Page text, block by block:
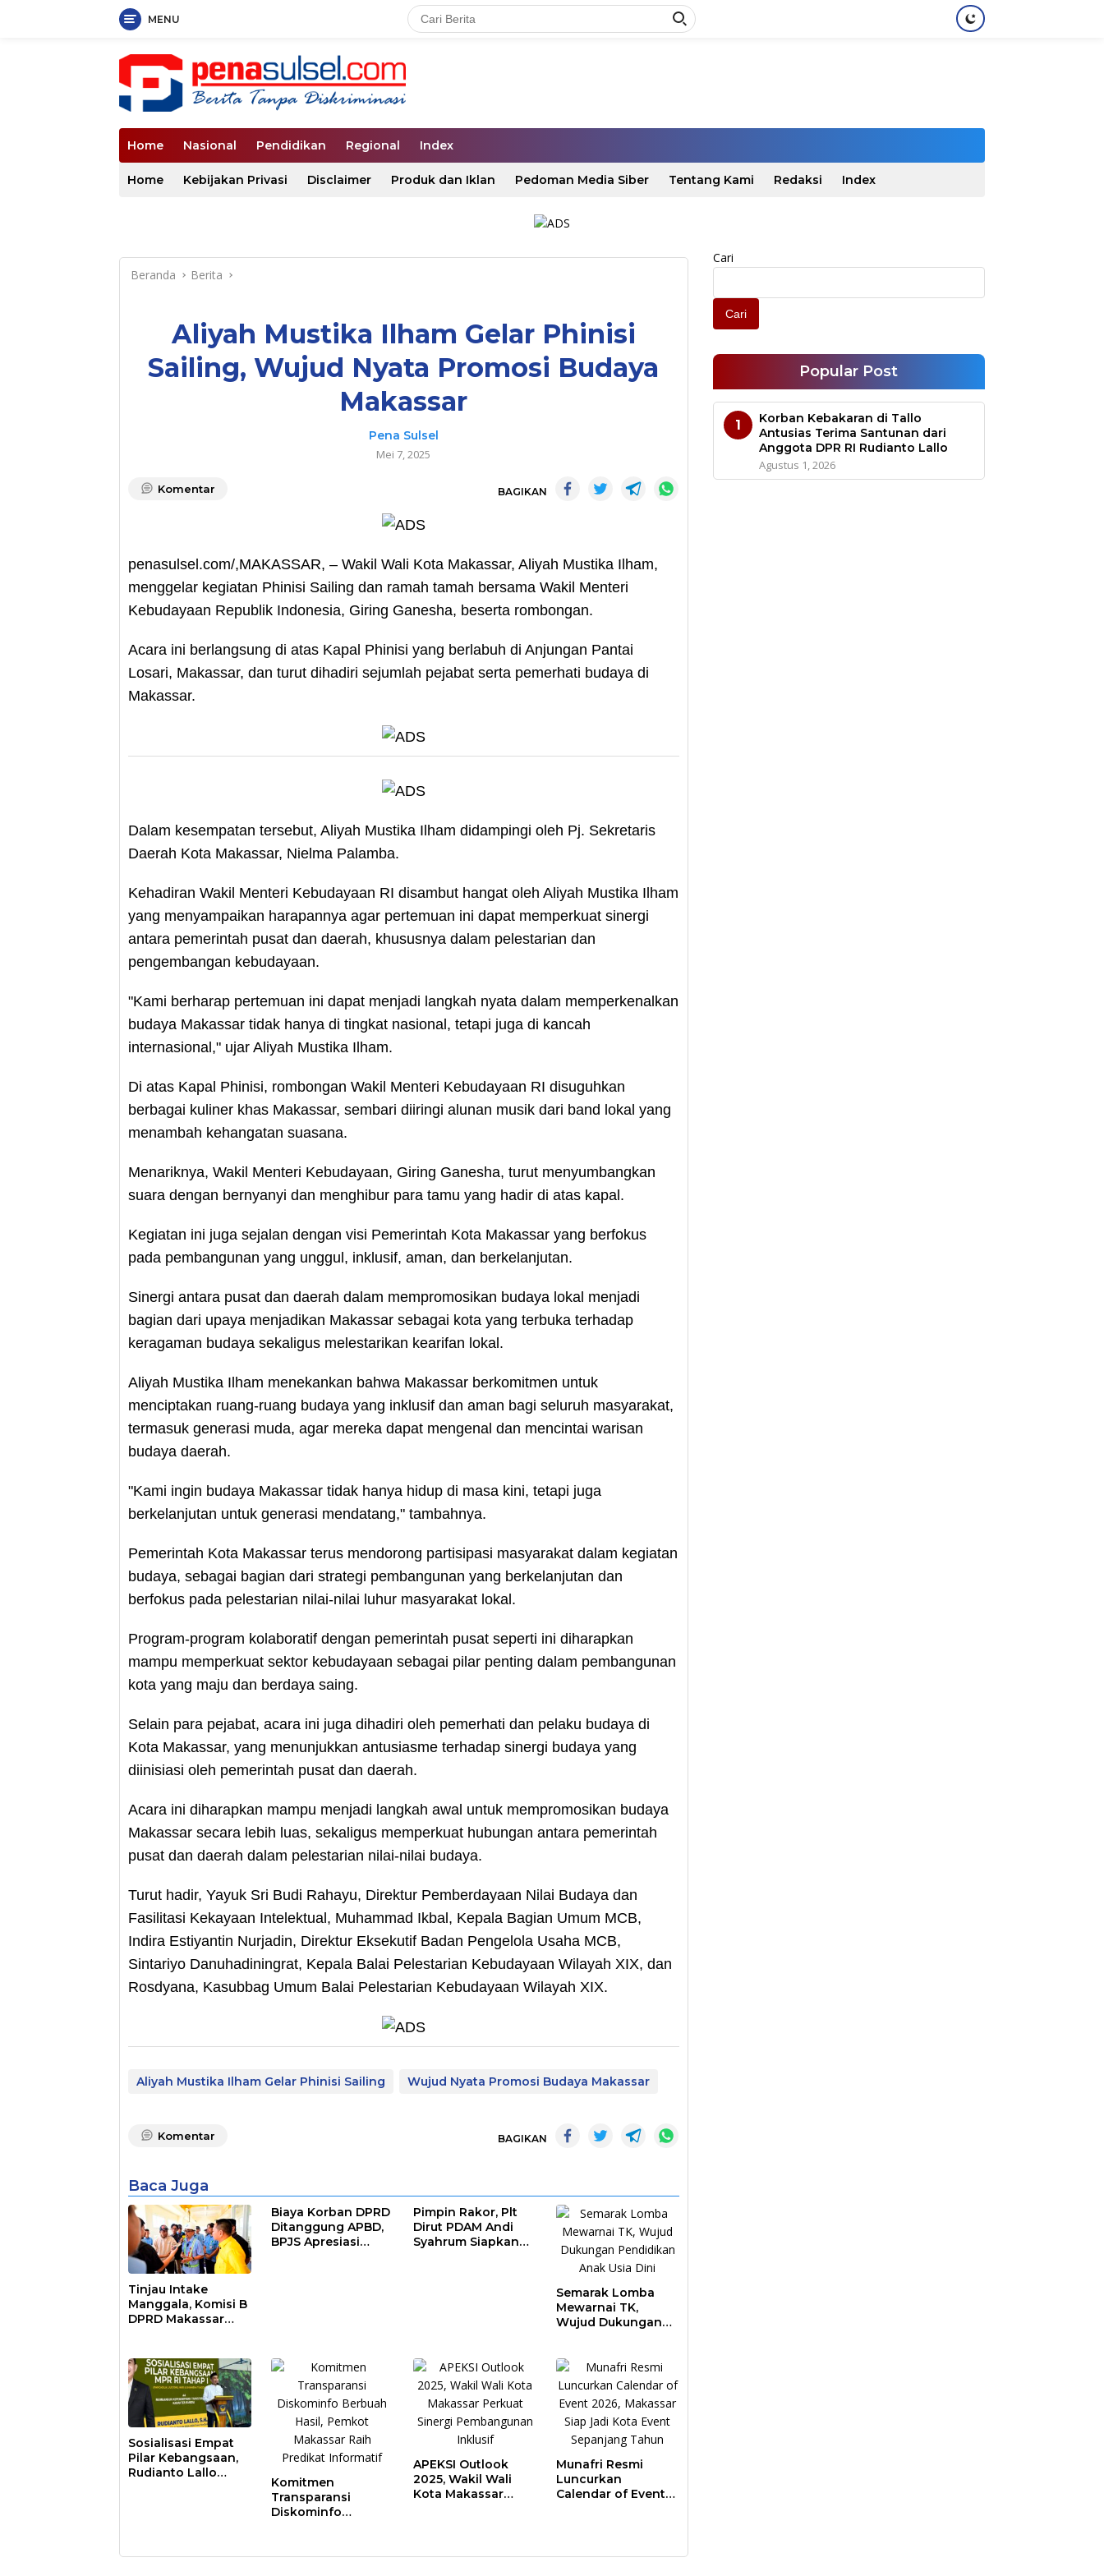
MENU
Home Nasional Pendidikan Regional Index
Home Kebijakan Privasi Disclaimer Produk dan Iklan Pedoman Media Siber Tentang Kami Redaksi Index
Beranda Berita
Aliyah Mustika Ilham Gelar Phinisi
Sailing, Wujud Nyata Promosi Budaya
Makassar
Pena Sulsel
Mei 7, 2025
Komentar BAGIKAN
penasulsel.com/,MAKASSAR, – Wakil Wali Kota Makassar, Aliyah Mustika Ilham,
menggelar kegiatan Phinisi Sailing dan ramah tamah bersama Wakil Menteri
Kebudayaan Republik Indonesia, Giring Ganesha, beserta rombongan.
Acara ini berlangsung di atas Kapal Phinisi yang berlabuh di Anjungan Pantai
Losari, Makassar, dan turut dihadiri sejumlah pejabat serta pemerhati budaya di
Makassar.
Dalam kesempatan tersebut, Aliyah Mustika Ilham didampingi oleh Pj. Sekretaris
Daerah Kota Makassar, Nielma Palamba.
Kehadiran Wakil Menteri Kebudayaan RI disambut hangat oleh Aliyah Mustika Ilham
yang menyampaikan harapannya agar pertemuan ini dapat memperkuat sinergi
antara pemerintah pusat dan daerah, khususnya dalam pelestarian dan
pengembangan kebudayaan.
"Kami berharap pertemuan ini dapat menjadi langkah nyata dalam memperkenalkan
budaya Makassar tidak hanya di tingkat nasional, tetapi juga di kancah
internasional," ujar Aliyah Mustika Ilham.
Di atas Kapal Phinisi, rombongan Wakil Menteri Kebudayaan RI disuguhkan
berbagai kuliner khas Makassar, sembari diiringi alunan musik dari band lokal yang
menambah kehangatan suasana.
Menariknya, Wakil Menteri Kebudayaan, Giring Ganesha, turut menyumbangkan
suara dengan bernyanyi dan menghibur para tamu yang hadir di atas kapal.
Kegiatan ini juga sejalan dengan visi Pemerintah Kota Makassar yang berfokus
pada pembangunan yang unggul, inklusif, aman, dan berkelanjutan.
Sinergi antara pusat dan daerah dalam mempromosikan budaya lokal menjadi
bagian dari upaya menjadikan Makassar sebagai kota yang terbuka terhadap
keragaman budaya sekaligus melestarikan kearifan lokal.
Aliyah Mustika Ilham menekankan bahwa Makassar berkomitmen untuk
menciptakan ruang-ruang budaya yang inklusif dan aman bagi seluruh masyarakat,
termasuk generasi muda, agar mereka dapat mengenal dan mencintai warisan
budaya daerah.
"Kami ingin budaya Makassar tidak hanya hidup di masa kini, tetapi juga
berkelanjutan untuk generasi mendatang," tambahnya.
Pemerintah Kota Makassar terus mendorong partisipasi masyarakat dalam kegiatan
budaya, sebagai bagian dari strategi pembangunan yang berkelanjutan dan
berfokus pada pelestarian nilai-nilai luhur masyarakat lokal.
Program-program kolaboratif dengan pemerintah pusat seperti ini diharapkan
mampu memperkuat sektor kebudayaan sebagai pilar penting dalam pembangunan
kota yang maju dan berdaya saing.
Selain para pejabat, acara ini juga dihadiri oleh pemerhati dan pelaku budaya di
Kota Makassar, yang menunjukkan antusiasme terhadap sinergi budaya yang
diinisiasi oleh pemerintah pusat dan daerah.
Acara ini diharapkan mampu menjadi langkah awal untuk mempromosikan budaya
Makassar secara lebih luas, sekaligus memperkuat hubungan antara pemerintah
pusat dan daerah dalam pelestarian nilai-nilai budaya.
Turut hadir, Yayuk Sri Budi Rahayu, Direktur Pemberdayaan Nilai Budaya dan
Fasilitasi Kekayaan Intelektual, Muhammad Ikbal, Kepala Bagian Umum MCB,
Indira Estiyantin Nurjadin, Direktur Eksekutif Badan Pengelola Usaha MCB,
Sintariyo Danuhadiningrat, Kepala Balai Pelestarian Kebudayaan Wilayah XIX, dan
Rosdyana, Kasubbag Umum Balai Pelestarian Kebudayaan Wilayah XIX.
Aliyah Mustika Ilham Gelar Phinisi Sailing Wujud Nyata Promosi Budaya Makassar
Komentar BAGIKAN
Baca Juga
Tinjau Intake
Manggala, Komisi B
DPRD Makassar
Biaya Korban DPRD
Ditanggung APBD,
BPJS Apresiasi
Pimpin Rakor, Plt
Dirut PDAM Andi
Syahrum Siapkan
Semarak Lomba
Mewarnai TK,
Wujud Dukungan
Sosialisasi Empat
Pilar Kebangsaan,
Rudianto Lallo
Komitmen
Transparansi
Diskominfo
Raih Predikat
APEKSI Outlook
2025, Wakil Wali
Kota Makassar
Munafri Resmi
Luncurkan
Calendar of Event
Tahun
Cari
Cari
Popular Post
1
Korban Kebakaran di Tallo
Antusias Terima Santunan dari
Anggota DPR RI Rudianto Lallo
Agustus 1, 2026